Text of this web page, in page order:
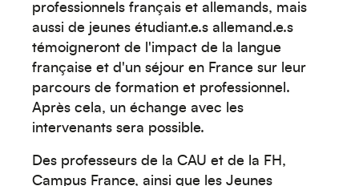
professionnels français et allemands, mais
aussi de jeunes étudiant.e.s allemand.e.s
témoigneront de l'impact de la langue
française et d'un séjour en France sur leur
parcours de formation et professionnel.
Après cela, un échange avec les
intervenants sera possible.
Des professeurs de la CAU et de la FH,
Campus France, ainsi que les Jeunes